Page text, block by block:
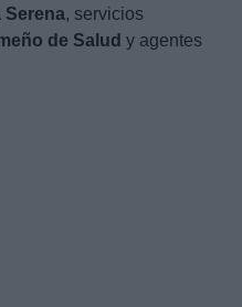
Serena, servicios
de Salud y agentes